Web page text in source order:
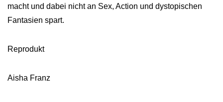
macht und dabei nicht an Sex, Action und dystopischen
Fantasien spart.
Reprodukt
Aisha Franz